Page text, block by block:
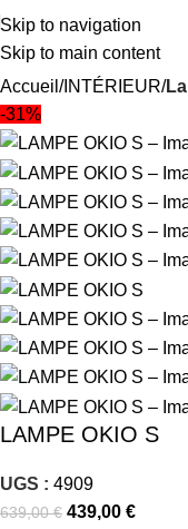
Skip to navigation
Skip to main content
Accueil INTÉRIEUR
-31%
LAMPE OKIO S
UGS : 4909
639,00€ 439,00 €